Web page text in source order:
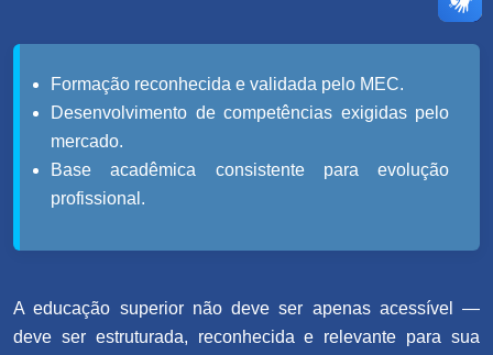
Formação reconhecida e validada pelo MEC.
Desenvolvimento de competências exigidas pelo
mercado.
Base acadêmica consistente para evolução
profissional.
A educação superior não deve ser apenas acessível —
deve ser estruturada, reconhecida e relevante para sua